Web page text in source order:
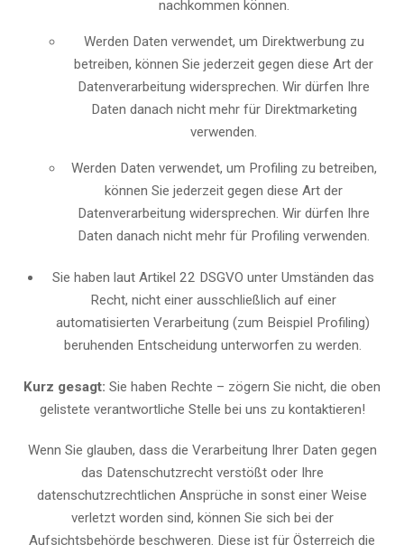
nachkommen können.
Werden Daten verwendet, um Direktwerbung zu
betreiben, können Sie jederzeit gegen diese Art der
Datenverarbeitung widersprechen. Wir dürfen Ihre
Daten danach nicht mehr für Direktmarketing
verwenden.
Werden Daten verwendet, um Profiling zu betreiben,
können Sie jederzeit gegen diese Art der
Datenverarbeitung widersprechen. Wir dürfen Ihre
Daten danach nicht mehr für Profiling verwenden.
Sie haben laut Artikel 22 DSGVO unter Umständen das
Recht, nicht einer ausschließlich auf einer
automatisierten Verarbeitung (zum Beispiel Profiling)
beruhenden Entscheidung unterworfen zu werden.
Kurz gesagt: Sie haben Rechte – zögern Sie nicht, die oben
gelistete verantwortliche Stelle bei uns zu kontaktieren!
Wenn Sie glauben, dass die Verarbeitung Ihrer Daten gegen
das Datenschutzrecht verstößt oder Ihre
datenschutzrechtlichen Ansprüche in sonst einer Weise
verletzt worden sind, können Sie sich bei der
Aufsichtsbehörde beschweren. Diese ist für Österreich die